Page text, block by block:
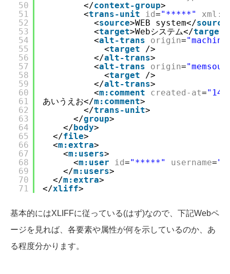
50
51
52
53
54
55
56
57
58
59
60
61
62
63
64
65
66
67
68
69
70
71
</context-group>
<trans-unit id="*****"
<source>WEB system</source
<target>Webシステム</target
<alt-trans origin=
<target
/>
</alt-trans>
<alt-trans origin=
<target
/>
</alt-trans>
<m:comment created-at=
あいうえお</m:comment>
</trans-unit>
</group>
</body>
</file>
<m:extra>
<m:users>
<m:user id="*****" username=
</m:users>
</m:extra>
</xliff>
基本的にはXLIFFに従っている(はず)なので、下記Webペ
ージを見れば、各要素や属性が何を示しているのか、あ
る程度分かります。